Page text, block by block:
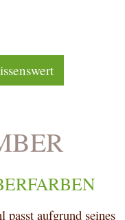
passt aufgrund seines